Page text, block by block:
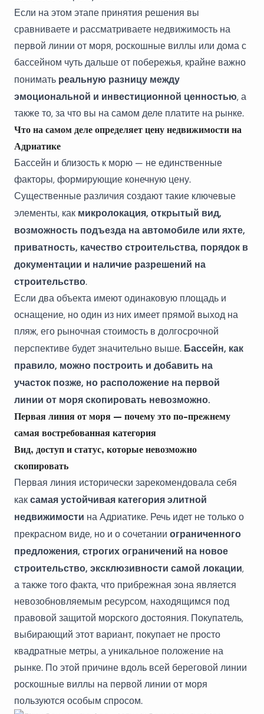
Если на этом этапе принятия решения вы
сравниваете и рассматриваете недвижимость на
первой линии от моря, роскошные виллы или дома с
бассейном чуть дальше от побережья, крайне важно
понимать реальную разницу между
эмоциональной и инвестиционной ценностью, а
также то, за что вы на самом деле платите на рынке.
Что на самом деле определяет цену недвижимости на
Адриатике
Бассейн и близость к морю — не единственные
факторы, формирующие конечную цену.
Существенные различия создают такие ключевые
элементы, как микролокация, открытый вид,
возможность подъезда на автомобиле или яхте,
приватность, качество строительства, порядок в
документации и наличие разрешений на
строительство.
Если два объекта имеют одинаковую площадь и
оснащение, но один из них имеет прямой выход на
пляж, его рыночная стоимость в долгосрочной
перспективе будет значительно выше. Бассейн, как
правило, можно построить и добавить на
участок позже, но расположение на первой
линии от моря скопировать невозможно.
Первая линия от моря — почему это по-прежнему
самая востребованная категория
Вид, доступ и статус, которые невозможно
скопировать
Первая линия исторически зарекомендовала себя
как самая устойчивая категория элитной
недвижимости на Адриатике. Речь идет не только о
прекрасном виде, но и о сочетании ограниченного
предложения, строгих ограничений на новое
строительство, эксклюзивности самой локации,
а также того факта, что прибрежная зона является
невозобновляемым ресурсом, находящимся под
правовой защитой морского достояния. Покупатель,
выбирающий этот вариант, покупает не просто
квадратные метры, а уникальное положение на
рынке. По этой причине вдоль всей береговой линии
роскошные виллы на первой линии от моря
пользуются особым спросом.